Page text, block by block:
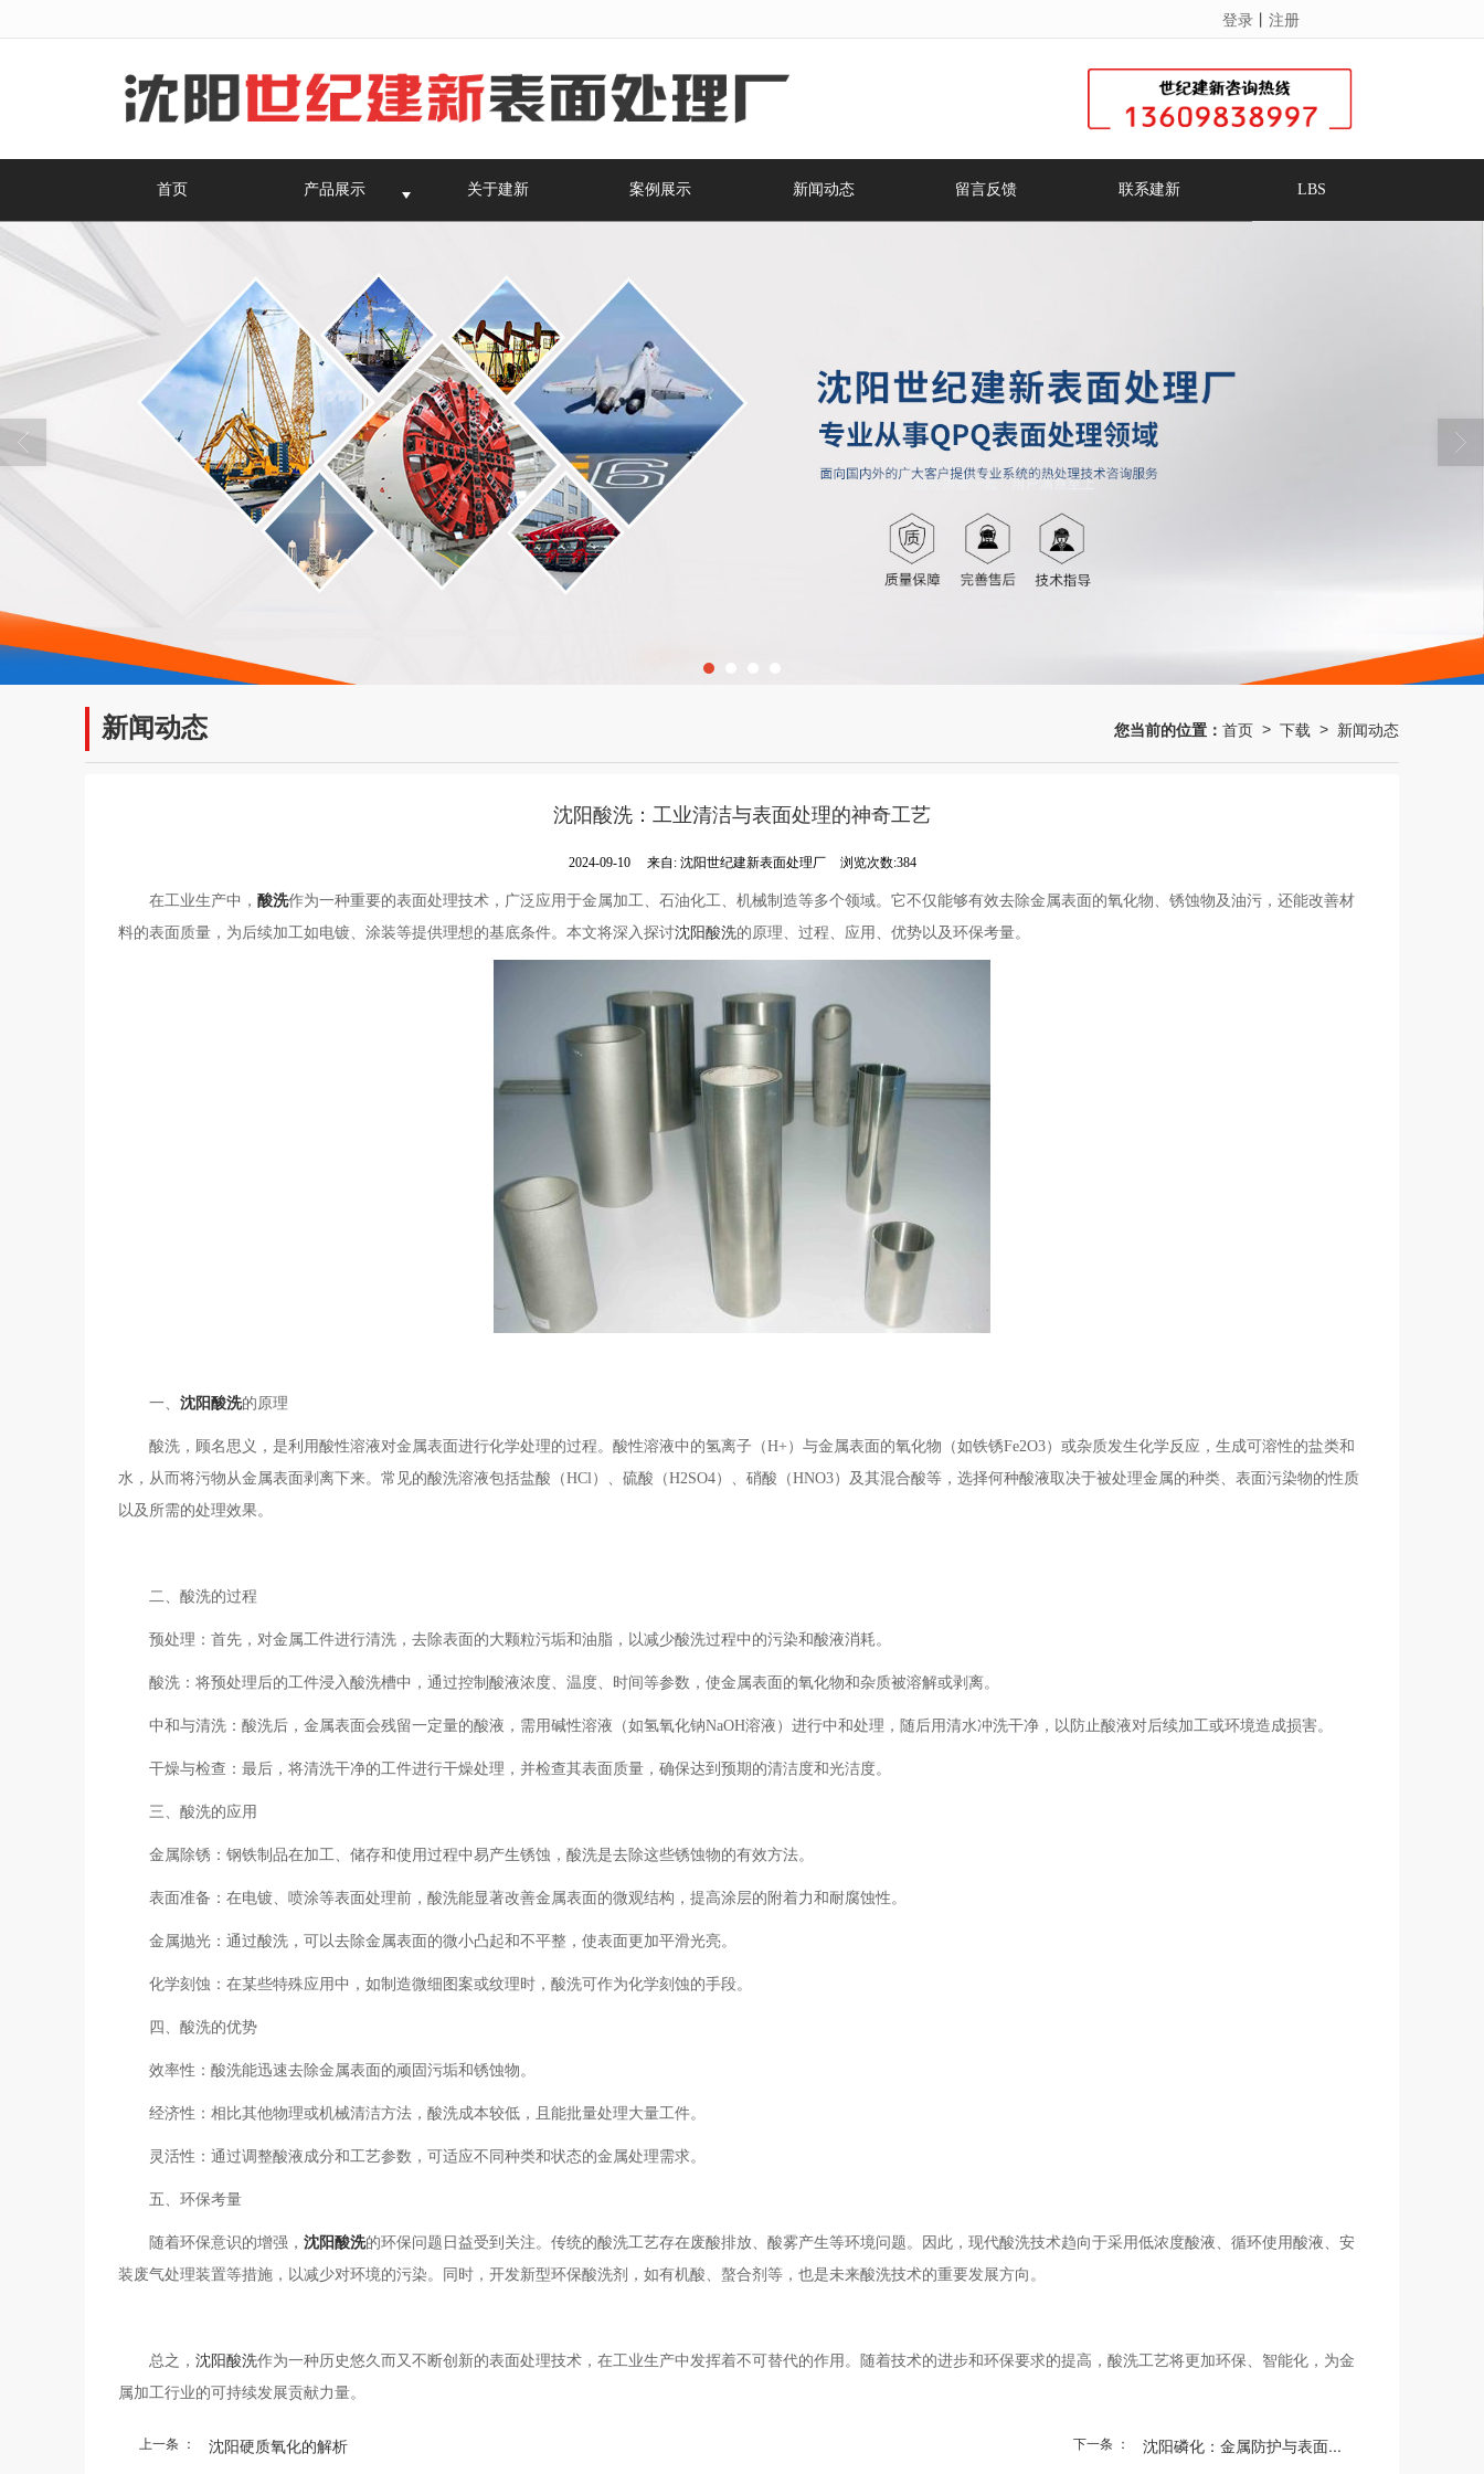
登录 丨 注册
首页 产品展示 关于建新 案例展示 新闻动态 留言反馈 联系建新 LBS
新闻动态 您当前的位置： 首页 > 下载 > 新闻动态
沈阳酸洗：工业清洁与表面处理的神奇工艺
2024-09-10 来自: 沈阳世纪建新表面处理厂 浏览次数:384
在工业生产中， 酸洗作为一种重要的表面处理技术，广泛应用于金属加工、石油化工、机械制造等多个领域。它不仅能够有效去除金属表面的氧化物、锈蚀物及油污，还能改善材
料的表面质量，为后续加工如电镀、涂装等提供理想的基底条件。本文将深入探讨沈阳酸洗的原理、过程、应用、优势以及环保考量。
一、 沈阳酸洗的原理
酸洗，顾名思义，是利用酸性溶液对金属表面进行化学处理的过程。酸性溶液中的氢离子（H+）与金属表面的氧化物（如铁锈Fe2O3）或杂质发生化学反应，生成可溶性的盐类和
水，从而将污物从金属表面剥离下来。常见的酸洗溶液包括盐酸（HCl）、硫酸（H2SO4）、硝酸（HNO3）及其混合酸等，选择何种酸液取决于被处理金属的种类、表面污染物的性质
以及所需的处理效果。
二、酸洗的过程
预处理：首先，对金属工件进行清洗，去除表面的大颗粒污垢和油脂，以减少酸洗过程中的污染和酸液消耗。
酸洗：将预处理后的工件浸入酸洗槽中，通过控制酸液浓度、温度、时间等参数，使金属表面的氧化物和杂质被溶解或剥离。
中和与清洗：酸洗后，金属表面会残留一定量的酸液，需用碱性溶液（如氢氧化钠NaOH溶液）进行中和处理，随后用清水冲洗干净，以防止酸液对后续加工或环境造成损害。
干燥与检查：最后，将清洗干净的工件进行干燥处理，并检查其表面质量，确保达到预期的清洁度和光洁度。
三、酸洗的应用
金属除锈：钢铁制品在加工、储存和使用过程中易产生锈蚀，酸洗是去除这些锈蚀物的有效方法。
表面准备：在电镀、喷涂等表面处理前，酸洗能显著改善金属表面的微观结构，提高涂层的附着力和耐腐蚀性。
金属抛光：通过酸洗，可以去除金属表面的微小凸起和不平整，使表面更加平滑光亮。
化学刻蚀：在某些特殊应用中，如制造微细图案或纹理时，酸洗可作为化学刻蚀的手段。
四、酸洗的优势
效率性：酸洗能迅速去除金属表面的顽固污垢和锈蚀物。
经济性：相比其他物理或机械清洁方法，酸洗成本较低，且能批量处理大量工件。
灵活性：通过调整酸液成分和工艺参数，可适应不同种类和状态的金属处理需求。
五、环保考量
随着环保意识的增强， 沈阳酸洗的环保问题日益受到关注。传统的酸洗工艺存在废酸排放、酸雾产生等环境问题。因此，现代酸洗技术趋向于采用低浓度酸液、循环使用酸液、安
装废气处理装置等措施，以减少对环境的污染。同时，开发新型环保酸洗剂，如有机酸、螯合剂等，也是未来酸洗技术的重要发展方向。
总之， 沈阳酸洗作为一种历史悠久而又不断创新的表面处理技术，在工业生产中发挥着不可替代的作用。随着技术的进步和环保要求的提高，酸洗工艺将更加环保、智能化，为金
属加工行业的可持续发展贡献力量。
上一条 ： 沈阳硬质氧化的解析 下一条 ： 沈阳磷化：金属防护与表面...